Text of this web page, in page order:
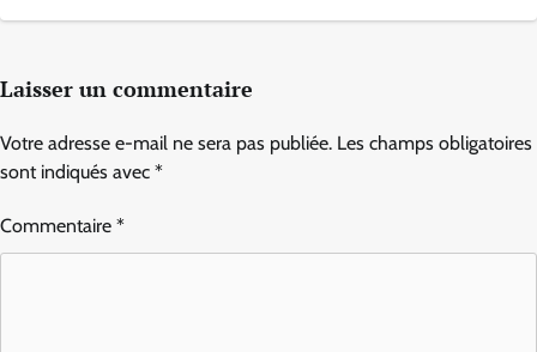
Laisser un commentaire
Votre adresse e-mail ne sera pas publiée. Les champs obligatoires
sont indiqués avec *
Commentaire *